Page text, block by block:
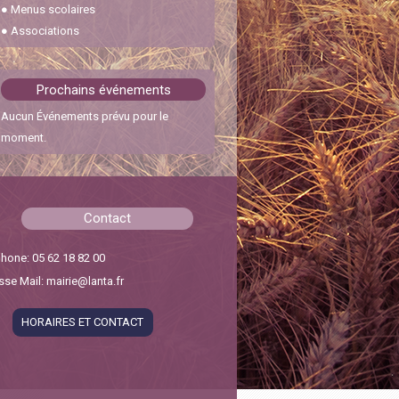
Feux interdits
22 octobre 2023
6 janvier 2026
15 septembre 2025
● Menus scolaires
● Associations
Prochains événements
Aucun Événements prévu pour le
moment.
Contact
05 62 18 82 00
Mail: mairie@lanta.fr
HORAIRES ET CONTACT